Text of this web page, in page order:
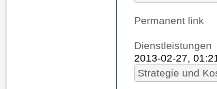
Permanent link
Dienstleistungen
2013-02-27,
Strategie und